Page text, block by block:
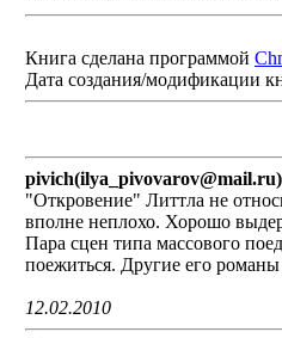
Книга сделана программой
Дата создания/модификации
pivich(ilya_pivovarov@mail.ru)
"Откровение" Литтла не
вполне неплохо. Хорошо
Пара сцен типа массового
поежиться. Другие его
12.02.2010